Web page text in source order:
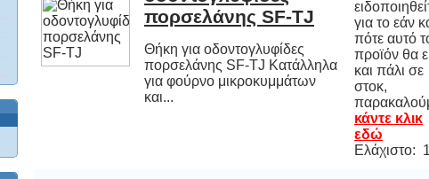
πορσελάνης SF-TJ
Θήκη για οδοντογλυφίδες
πορσελάνης SF-TJ Κατάλληλα
για φούρνο μικροκυμμάτων
και...
κάντε κλικ
εδώ
Ελάχιστο: